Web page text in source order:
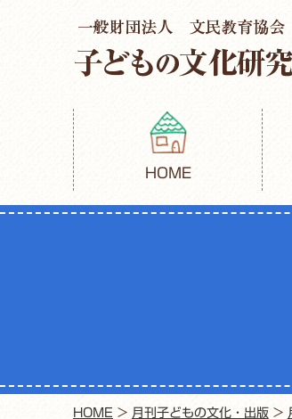
HOME
HOME > 月刊子どもの文化・出版 >